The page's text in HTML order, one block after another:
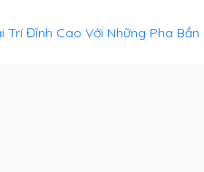
Trí Đỉnh Cao Với Những Pha Bắn